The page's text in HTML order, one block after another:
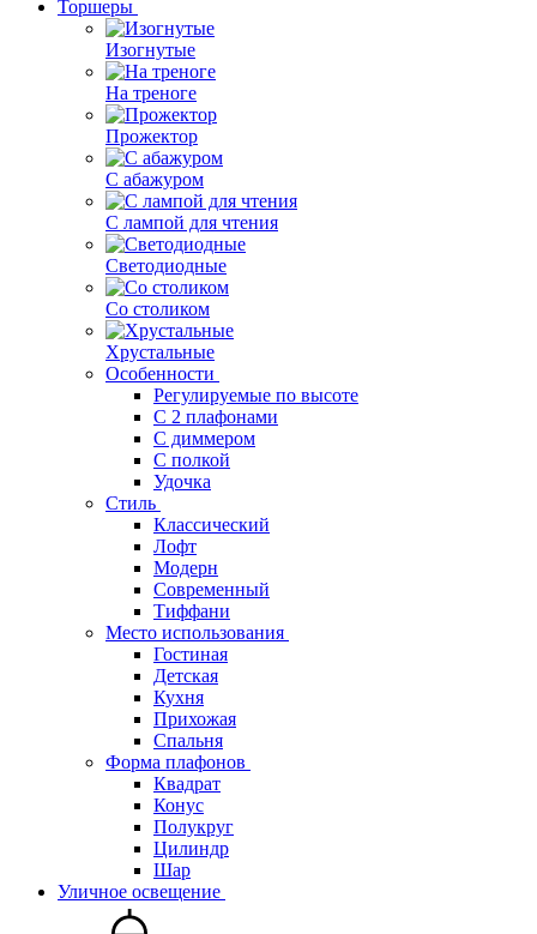
Торшеры
Изогнутые
На треноге
Прожектор
С абажуром
С лампой для чтения
Светодиодные
Со столиком
Хрустальные
Особенности
Регулируемые по высоте
С 2 плафонами
С диммером
С полкой
Удочка
Стиль
Классический
Лофт
Модерн
Современный
Тиффани
Место использования
Гостиная
Детская
Кухня
Прихожая
Спальня
Форма плафонов
Квадрат
Конус
Полукруг
Цилиндр
Шар
Уличное освещение